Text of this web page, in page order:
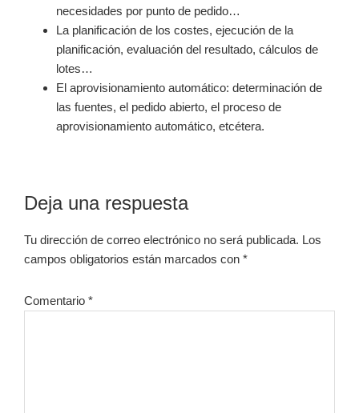
necesidades por punto de pedido…
La planificación de los costes, ejecución de la
planificación, evaluación del resultado, cálculos de
lotes…
El aprovisionamiento automático: determinación de
las fuentes, el pedido abierto, el proceso de
aprovisionamiento automático, etcétera.
Interacciones
con
los
Deja una respuesta
Tu dirección de correo electrónico no será publicada. Los
campos obligatorios están marcados con *
Comentario *